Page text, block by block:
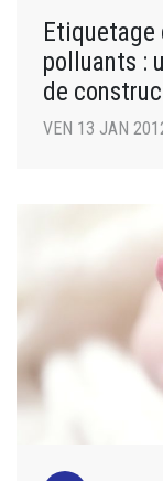
Etiquetage
polluants :
de
VEN 13 JAN